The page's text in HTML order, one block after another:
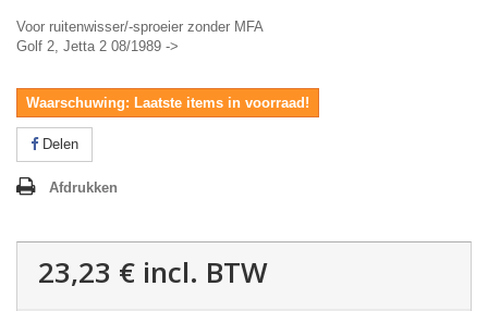
Voor ruitenwisser/-sproeier zonder MFA
Golf 2, Jetta 2 08/1989 ->
Waarschuwing: Laatste items in voorraad!
Delen
Afdrukken
23,23 € incl. BTW